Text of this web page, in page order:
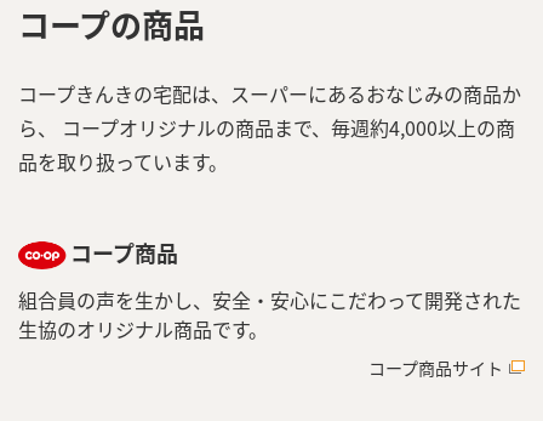
コープの商品
コープきんきの宅配は、スーパーにあるおなじみの商品か
ら、
コープオリジナルの商品まで、毎週約4,000以上の商
品を取り扱っています。
コープ商品
組合員の声を生かし、安全・安心にこだわって開発された
生協のオリジナル商品です。
コープ商品サイト